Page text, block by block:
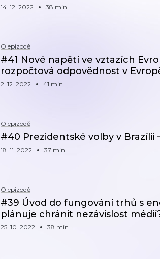
14. 12. 2022 38 min
O epizodě
#41 Nové napětí ve vztazích
rozpočtová odpovědnost v
2. 12. 2022 41 min
O epizodě
#40 Prezidentské volby v Brazílii
18. 11. 2022 37 min
O epizodě
#39 Úvod do fungování trhů s
plánuje chránit nezávislost
25. 10. 2022 38 min